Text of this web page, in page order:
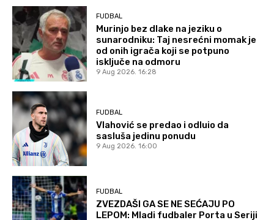
FUDBAL
Murinjo bez dlake na jeziku o
sunarodniku: Taj nesrećni momak je
od onih igrača koji se potpuno
isključe na odmoru
9 Aug 2026. 16:28
FUDBAL
Vlahović se predao i odluio da
sasluša jedinu ponudu
9 Aug 2026. 16:00
FUDBAL
ZVEZDAŠI GA SE NE SEĆAJU PO
LEPOM: Mladi fudbaler Porta u Seriji